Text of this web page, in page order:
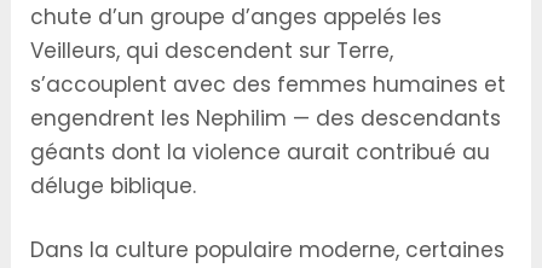
chute d’un groupe d’anges appelés les
Veilleurs, qui descendent sur Terre,
s’accouplent avec des femmes humaines et
engendrent les Nephilim — des descendants
géants dont la violence aurait contribué au
déluge biblique.
Dans la culture populaire moderne, certaines